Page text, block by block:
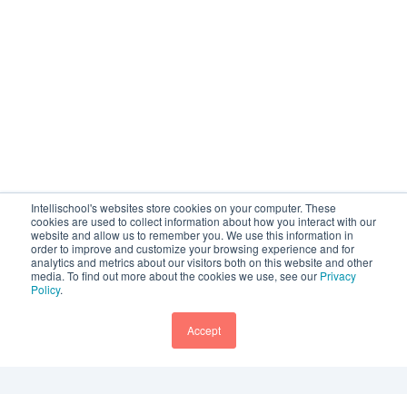
Intellischool's websites store cookies on your computer. These
cookies are used to collect information about how you interact with our
website and allow us to remember you. We use this information in
order to improve and customize your browsing experience and for
analytics and metrics about our visitors both on this website and other
media. To find out more about the cookies we use, see our Privacy
Policy.
Accept